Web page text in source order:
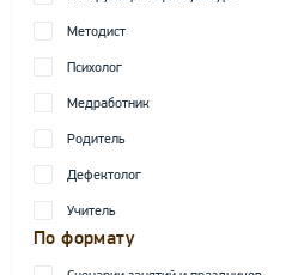
Методист
Психолог
Медработник
Родитель
Дефектолог
Учитель
По формату